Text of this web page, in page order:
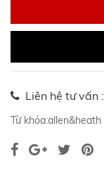
Liên hệ tư vấn :
Từ khóa:allen&heath